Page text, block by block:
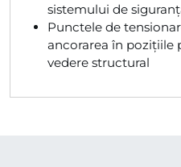
sistemului de
Punctele de
ancorarea în pozițiile
vedere structural